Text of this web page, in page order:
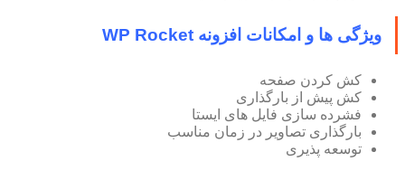
ویژگی ها و امکانات افزونه WP Rocket
کش کردن صفحه
کش پیش از بارگذاری
فشرده سازی فایل های ایستا
بارگذاری تصاویر در زمان مناسب
توسعه پذیری